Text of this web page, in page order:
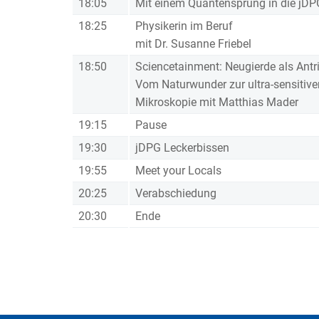
18:05
Mit einem Quantensprung in die
18:25
Physikerin im Beruf
mit Dr. Susanne Friebel
18:50
Sciencetainment: Neugierde als
Vom Naturwunder zur ultra-
Mikroskopie mit Matthias Mader
19:15
Pause
19:30
jDPG Leckerbissen
19:55
Meet your Locals
20:25
Verabschiedung
20:30
Ende